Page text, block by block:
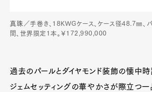
真珠 ／手巻き、18KWGケース、ケース径48.7㎜、
間、世界限定1本。￥172,990,000
過去のパールとダイヤモンド装飾の懐中時
ジェムセッティングの華やかさが際立つ